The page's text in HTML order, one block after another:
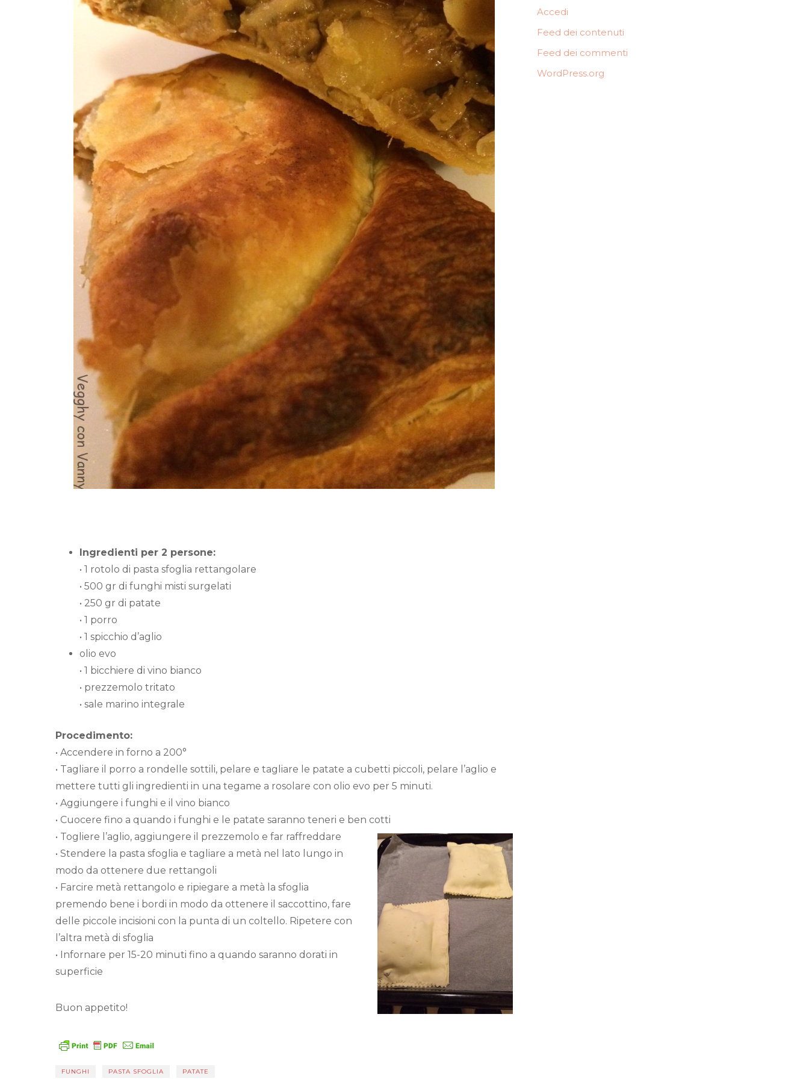
Ingredienti per 2 persone:
• 1 rotolo di pasta sfoglia rettangolare
• 500 gr di funghi misti surgelati
• 250 gr di patate
• 1 porro
• 1 spicchio d’aglio
olio evo
• 1 bicchiere di vino bianco
• prezzemolo tritato
• sale marino integrale
Procedimento:
• Accendere in forno a 200°
• Tagliare il porro a rondelle sottili, pelare e tagliare le patate a cubetti piccoli, pelare l’aglio e
mettere tutti gli ingredienti in una tegame a rosolare con olio evo per 5 minuti.
• Aggiungere i funghi e il vino bianco
• Cuocere fino a quando i funghi e le patate saranno teneri e ben cotti
• Togliere l’aglio, aggiungere il prezzemolo e far raffreddare
• Stendere la pasta sfoglia e tagliare a metà nel lato lungo in
modo da ottenere due rettangoli
• Farcire metà rettangolo e ripiegare a metà la sfoglia
premendo bene i bordi in modo da ottenere il saccottino, fare
delle piccole incisioni con la punta di un coltello. Ripetere con
l’altra metà di sfoglia
• Infornare per 15-20 minuti fino a quando saranno dorati in
superficie
Buon appetito!
FUNGHI PASTA SFOGLIA PATATE
Accedi
Feed dei contenuti
Feed dei commenti
WordPress.org